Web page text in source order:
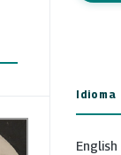
Idioma
English